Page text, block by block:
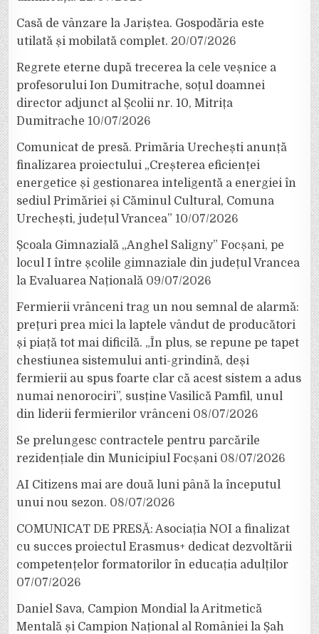
Casă de vânzare la Jariștea. Gospodăria este
utilată și mobilată complet. 20/07/2026
Regrete eterne după trecerea la cele veșnice a
profesorului Ion Dumitrache, soțul doamnei
director adjunct al Școlii nr. 10, Mitrița
Dumitrache 10/07/2026
Comunicat de presă. Primăria Urechești anunță
finalizarea proiectului „Creșterea eficienței
energetice și gestionarea inteligentă a energiei în
sediul Primăriei și Căminul Cultural, Comuna
Urechești, județul Vrancea” 10/07/2026
Școala Gimnazială „Anghel Saligny” Focșani, pe
locul I între școlile gimnaziale din județul Vrancea
la Evaluarea Națională 09/07/2026
Fermierii vrânceni trag un nou semnal de alarmă:
prețuri prea mici la laptele vândut de producători
și piață tot mai dificilă. „În plus, se repune pe tapet
chestiunea sistemului anti-grindină, deși
fermierii au spus foarte clar că acest sistem a adus
numai nenorociri”, susține Vasilică Pamfil, unul
din liderii fermierilor vrânceni 08/07/2026
Se prelungesc contractele pentru parcările
rezidențiale din Municipiul Focșani 08/07/2026
AI Citizens mai are două luni până la începutul
unui nou sezon. 08/07/2026
COMUNICAT DE PRESĂ: Asociația NOI a finalizat
cu succes proiectul Erasmus+ dedicat dezvoltării
competențelor formatorilor în educația adulților
07/07/2026
Daniel Sava, Campion Mondial la Aritmetică
Mentală și Campion Național al României la Șah